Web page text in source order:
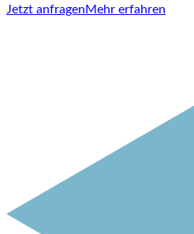
Jetzt anfragenMehr erfahren